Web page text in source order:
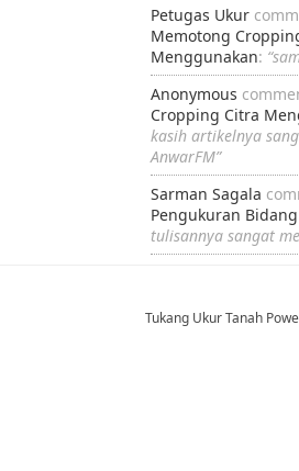
Petugas Ukur
Memotong
Menggunakan:
Anonymous
Cropping Citra
kasih artikelnya
AnwarFM”
Sarman Sagala
Pengukuran
tulisannya sangat
Tukang Ukur Tanah